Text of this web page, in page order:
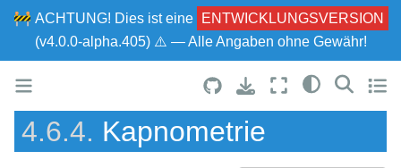
🚧 ACHTUNG! Dies ist eine
ENTWICKLUNGSVERSION
(v4.0.0-alpha.405) ⚠ — Alle Angaben ohne Gewähr!
4.6.4. Kapnometrie